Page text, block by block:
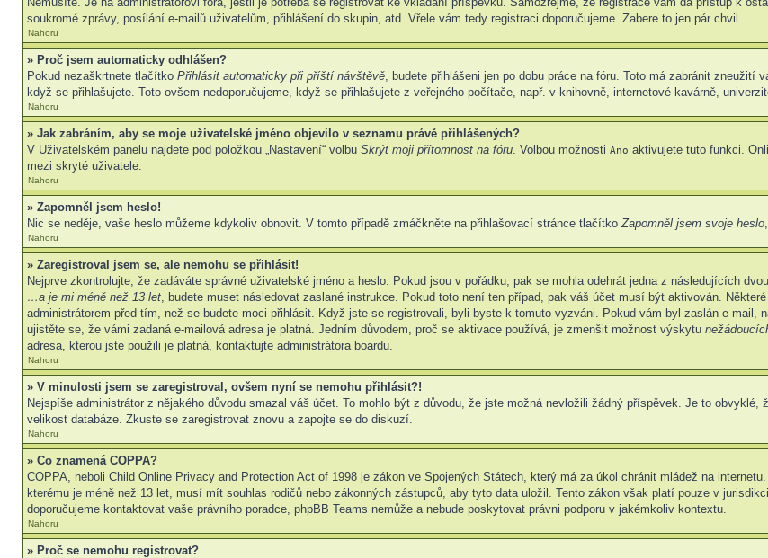
soukromé zprávy, posílání e-mailů uživatelům, přihlášení do skupin, atd. Vřele vám tedy registraci doporučujeme. Zabere to jen pár chvil.
Nahoru
» Proč jsem automaticky odhlášen?
Pokud nezaškrtnete tlačítko Přihlásit automaticky při příští návštěvě, budete přihlášeni jen po dobu práce na fóru. Toto má zabránit
když se přihlašujete. Toto ovšem nedoporučujeme, když se přihlašujete z veřejného počítače, např. v knihovně, internetové kavárně,
Nahoru
» Jak zabráním, aby se moje uživatelské jméno objevilo v seznamu právě přihlášených?
V Uživatelském panelu najdete pod položkou „Nastavení“ volbu Skrýt moji přítomnost na fóru. Volbou možnosti Ano aktivujete tuto funkci.
mezi skryté uživatele.
Nahoru
» Zapomněl jsem heslo!
Nic se neděje, vaše heslo můžeme kdykoliv obnovit. V tomto případě zmáčkněte na přihlašovací stránce tlačítkoZapomněl jsem svoje heslo
Nahoru
» Zaregistroval jsem se, ale nemohu se přihlásit!
Nejprve zkontrolujte, že zadáváte správné uživatelské jméno a heslo. Pokud jsou v pořádku, pak se mohla odehrát jedna z následujících
…a je mi méně než 13 let, budete muset následovat zaslané instrukce. Pokud toto není ten případ, pak váš účet musí být aktivován.
administrátorem před tím, než se budete moci přihlásit. Když jste se registrovali, byli byste k tomuto vyzváni. Pokud vám byl zaslán e-mail,
ujistěte se, že vámi zadaná e-mailová adresa je platná. Jedním důvodem, proč se aktivace používá, je zmenšit možnost výskytu
adresa, kterou jste použili je platná, kontaktujte administrátora boardu.
Nahoru
» V minulosti jsem se zaregistroval, ovšem nyní se nemohu přihlásit?!
Nejspíše administrátor z nějakého důvodu smazal váš účet. To mohlo být z důvodu, že jste možná nevložili žádný příspěvek. Je to
velikost databáze. Zkuste se zaregistrovat znovu a zapojte se do diskuzí.
Nahoru
» Co znamená COPPA?
COPPA, neboli Child Online Privacy and Protection Act of 1998 je zákon ve Spojených Státech, který má za úkol chránit mládež na
kterému je méně než 13 let, musí mít souhlas rodičů nebo zákonných zástupců, aby tyto data uložil. Tento zákon však platí pouze v
doporučujeme kontaktovat vaše právního poradce, phpBB Teams nemůže a nebude poskytovat právni podporu v jakémkoliv kontextu.
Nahoru
» Proč se nemohu registrovat?